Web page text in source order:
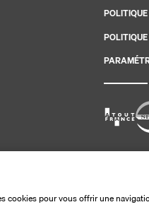
POLITIQUE
en partenariat avec Transavia.
cookies pour vous offrir une